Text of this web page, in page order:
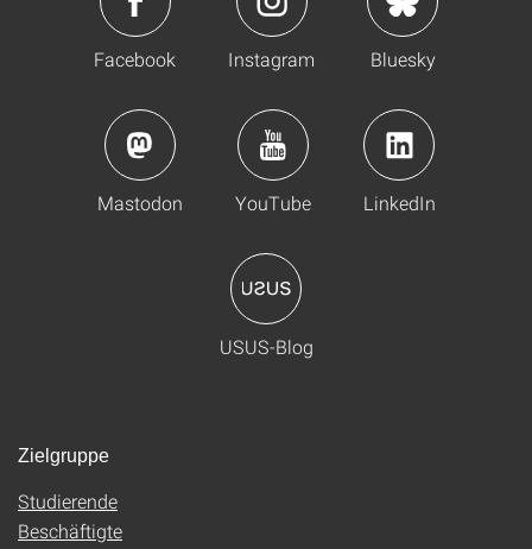
Facebook Instagram Bluesky
Mastodon YouTube LinkedIn
USUS-Blog
Zielgruppe
Studierende
Beschäftigte